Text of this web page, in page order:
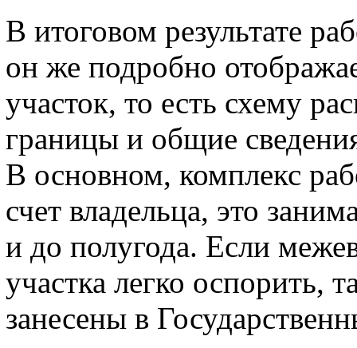
В итоговом результате
он же подробно
участок, то есть схему
границы и общие
В основном, комплекс
счет владельца, это
и до полугода. Если
участка легко оспорить,
занесены в